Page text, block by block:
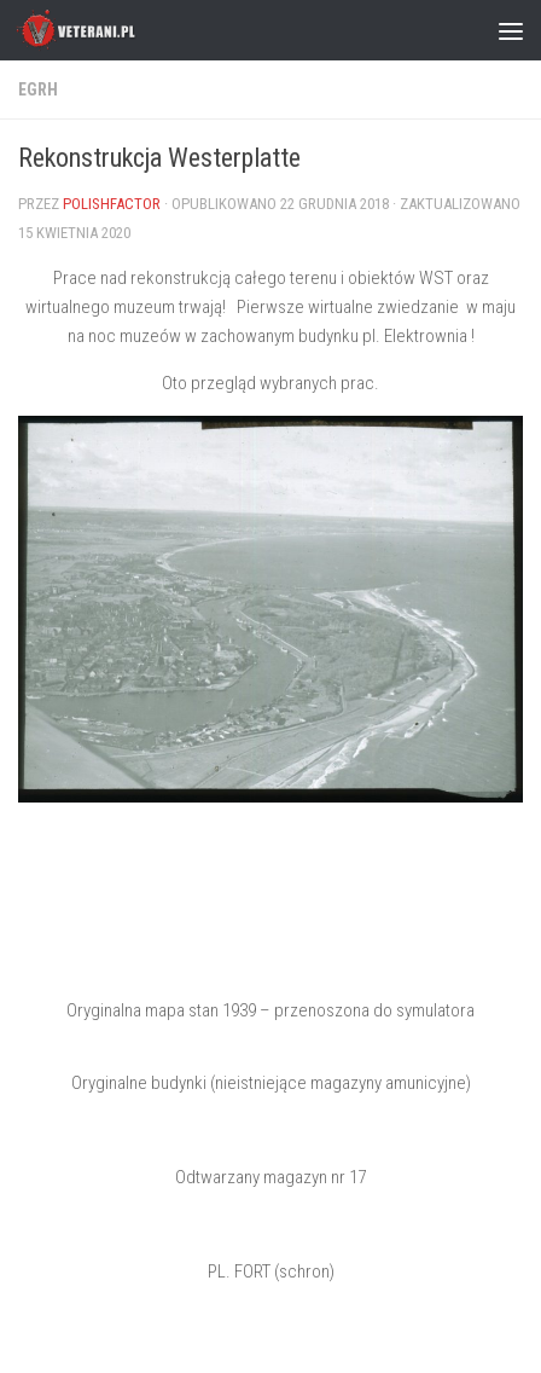
Skip to content
EGRH
Rekonstrukcja Westerplatte
PRZEZ POLISHFACTOR · OPUBLIKOWANO 22 GRUDNIA 2018 · ZAKTUALIZOWANO
15 KWIETNIA 2020
Prace nad rekonstrukcją całego terenu i obiektów WST oraz
wirtualnego muzeum trwają! Pierwsze wirtualne zwiedzanie w maju
na noc muzeów w zachowanym budynku pl. Elektrownia !
Oto przegląd wybranych prac.
Oryginalna mapa stan 1939 – przenoszona do symulatora
Oryginalne budynki (nieistniejące magazyny amunicyjne)
Odtwarzany magazyn nr 17
PL. FORT (schron)